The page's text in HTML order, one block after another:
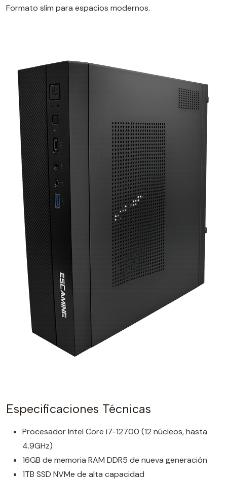
Formato slim para espacios modernos.
Especificaciones Técnicas
Procesador Intel Core i7-12700 (12 núcleos, hasta
4.9GHz)
16GB de memoria RAM DDR5 de nueva generación
1TB SSD NVMe de alta capacidad